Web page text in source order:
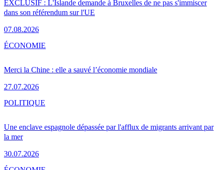
EXCLUSIF : L'Islande demande à Bruxelles de ne pas s'immiscer
dans son référendum sur l'UE
07.08.2026
Merci la Chine : elle a sauvé l’économie mondiale
27.07.2026
ÉCONOMIE
Une enclave espagnole dépassée par l'afflux de migrants arrivant par
la mer
30.07.2026
POLITIQUE